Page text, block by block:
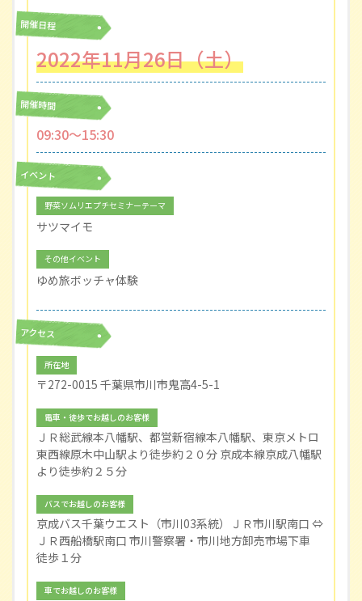
開催日程
2022年11月26日（土）
開催時間
09:30〜15:30
イベント
野菜ソムリエプチセミナーテーマ
サツマイモ
その他イベント
ゆめ旅ボッチャ体験
アクセス
所在地
〒272-0015 千葉県市川市鬼高4-5-1
電車・徒歩でお越しのお客様
ＪＲ総武線本八幡駅、都営新宿線本八幡駅、東京メトロ
東西線原木中山駅より徒歩約２０分 京成本線京成八幡駅
より徒歩約２５分
バスでお越しのお客様
京成バス千葉ウエスト（市川03系統）ＪＲ市川駅南口 ⇔
ＪＲ西船橋駅南口 市川警察署・市川地方卸売市場下車
徒歩１分
車でお越しのお客様